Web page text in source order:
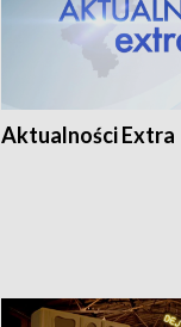
Aktualności Extra